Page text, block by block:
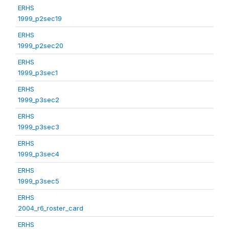
ERHS
1999_p2sec19
ERHS
1999_p2sec20
ERHS
1999_p3sec1
ERHS
1999_p3sec2
ERHS
1999_p3sec3
ERHS
1999_p3sec4
ERHS
1999_p3sec5
ERHS
2004_r6_roster_card
ERHS